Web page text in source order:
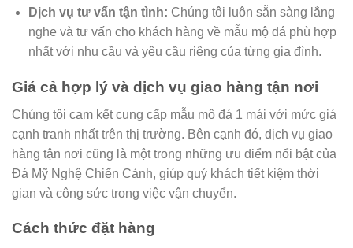
Dịch vụ tư vấn tận tình: Chúng tôi luôn sẵn sàng lắng
nghe và tư vấn cho khách hàng về mẫu mộ đá phù hợp
nhất với nhu cầu và yêu cầu riêng của từng gia đình.
Giá cả hợp lý và dịch vụ giao hàng tận nơi
Chúng tôi cam kết cung cấp mẫu mộ đá 1 mái với mức giá
cạnh tranh nhất trên thị trường. Bên cạnh đó, dịch vụ giao
hàng tận nơi cũng là một trong những ưu điểm nổi bật của
Đá Mỹ Nghệ Chiến Cảnh, giúp quý khách tiết kiệm thời
gian và công sức trong việc vận chuyển.
Cách thức đặt hàng